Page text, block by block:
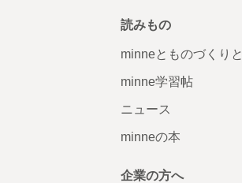
読みもの
minneとものづくりと
minne学習帖
ニュース
minneの本
企業の方へ